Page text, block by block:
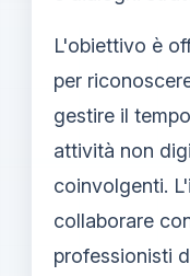
L'obiettivo è
per
gestire il
attività non
coinvolgenti.
collaborare
professionisti